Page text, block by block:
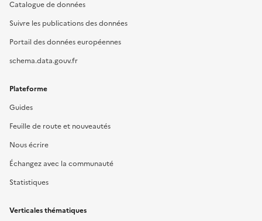
Catalogue de données
Suivre les publications des données
Portail des données européennes
schema.data.gouv.fr
Plateforme
Guides
Feuille de route et nouveautés
Nous écrire
Échangez avec la communauté
Statistiques
Verticales thématiques